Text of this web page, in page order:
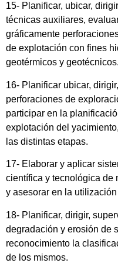
15- Planificar, ubicar,
técnicas auxiliares,
gráficamente
de explotación con fines
geotérmicos y geotécnicos.
16- Planificar ubicar,
perforaciones de
participar en la
explotación del
las distintas etapas.
17- Elaborar y aplicar
científica y tecnológica de
y asesorar en la
18- Planificar, dirigir,
degradación y erosión de
reconocimiento la
de los mismos.